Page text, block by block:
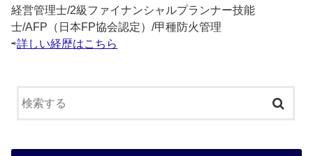
経営管理士/2級ファイナンシャルプランナー技能
士/AFP（日本FP協会認定）/甲種防火管理
⇨詳しい経歴はこちら